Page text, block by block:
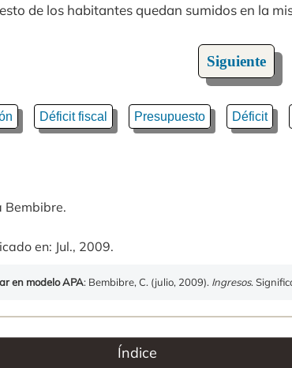
de los habitantes quedan sumidos en la
Siguiente
Déficit fiscal Presupuesto Déficit
Bembibre.
en: Jul., 2009.
en modelo APA: Bembibre, C. (julio, 2009). Ingresos.
Índice